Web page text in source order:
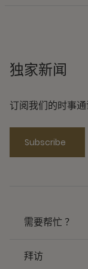
独家新闻
订阅我们的时事
Subscribe
需要帮忙 ？
拜访